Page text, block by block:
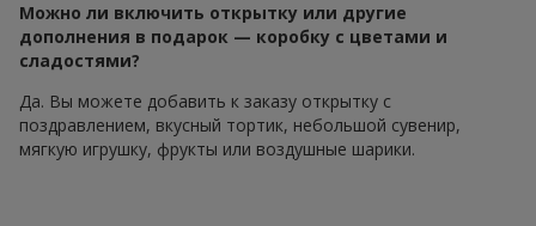
Можно ли включить открытку или другие
дополнения в подарок — коробку с цветами и
сладостями?
Да. Вы можете добавить к заказу открытку с
поздравлением, вкусный тортик, небольшой сувенир,
мягкую игрушку, фрукты или воздушные шарики.